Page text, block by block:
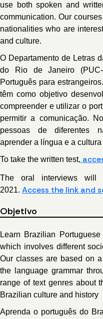
use both spoken and
communication. Our
nationalities who are
and culture.
O Departamento de Letras
do Rio de Janeiro
Português para
têm como objetivo
compreender e utilizar o
permitir a comunicação.
pessoas de diferentes
aprender a língua e a
To take the written test,
The oral interviews
2021. Access the link and
Objetivo
Learn Brazilian
which involves different
Our classes are based on
the language grammar
range of text genres about
Brazilian culture and history
Aprenda o português do